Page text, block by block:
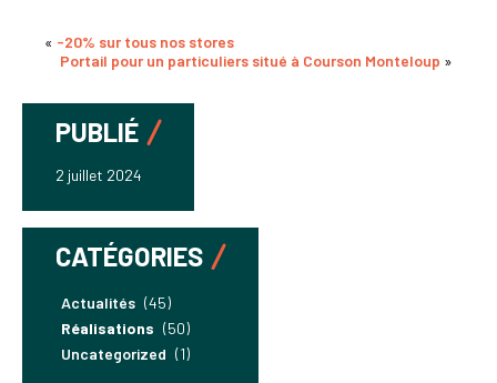
« -20% sur tous nos stores
Portail pour un particuliers situé à Courson Monteloup »
PUBLIÉ
2 juillet 2024
CATÉGORIES
Actualités (45)
Réalisations (50)
Uncategorized (1)